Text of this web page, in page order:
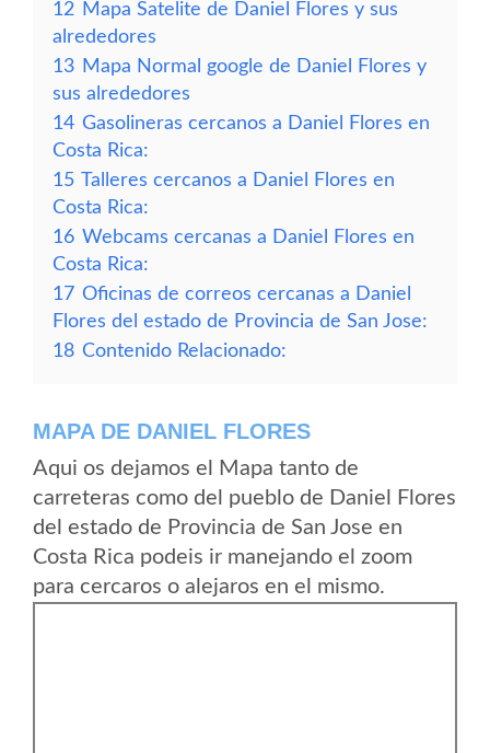
12 Mapa Satelite de Daniel Flores y sus
alrededores
13 Mapa Normal google de Daniel Flores y
sus alrededores
14 Gasolineras cercanos a Daniel Flores en
Costa Rica:
15 Talleres cercanos a Daniel Flores en
Costa Rica:
16 Webcams cercanas a Daniel Flores en
Costa Rica:
17 Oficinas de correos cercanas a Daniel
Flores del estado de Provincia de San Jose:
18 Contenido Relacionado:
MAPA DE DANIEL FLORES
Aqui os dejamos el Mapa tanto de
carreteras como del pueblo de Daniel Flores
del estado de Provincia de San Jose en
Costa Rica podeis ir manejando el zoom
para cercaros o alejaros en el mismo.